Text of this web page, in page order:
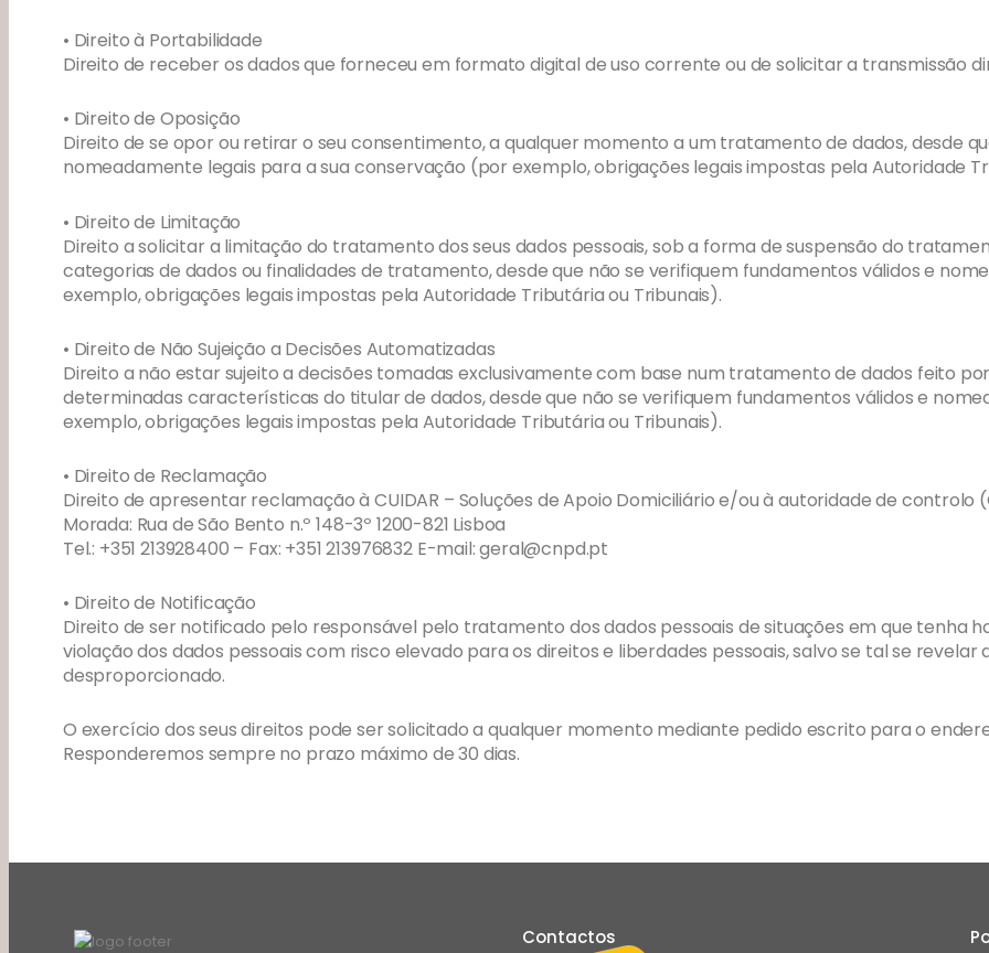
• Direito à Portabilidade
Direito de receber os dados que forneceu em formato digital de uso corrente ou de solicitar a transmissão
• Direito de Oposição
Direito de se opor ou retirar o seu consentimento, a qualquer momento a um tratamento de dados, desde
nomeadamente legais para a sua conservação (por exemplo, obrigações legais impostas pela Autoridade
• Direito de Limitação
Direito a solicitar a limitação do tratamento dos seus dados pessoais, sob a forma de suspensão do
categorias de dados ou finalidades de tratamento, desde que não se verifiquem fundamentos válidos e
exemplo, obrigações legais impostas pela Autoridade Tributária ou Tribunais).
• Direito de Não Sujeição a Decisões Automatizadas
Direito a não estar sujeito a decisões tomadas exclusivamente com base num tratamento de dados feito
determinadas características do titular de dados, desde que não se verifiquem fundamentos válidos e
exemplo, obrigações legais impostas pela Autoridade Tributária ou Tribunais).
• Direito de Reclamação
Direito de apresentar reclamação à CUIDAR – Soluções de Apoio Domiciliário e/ou à autoridade de controlo
Morada: Rua de São Bento n.º 148-3º 1200-821 Lisboa
Tel.: +351 213928400 – Fax: +351 213976832 E-mail: geral@cnpd.pt
• Direito de Notificação
Direito de ser notificado pelo responsável pelo tratamento dos dados pessoais de situações em que tenha
violação dos dados pessoais com risco elevado para os direitos e liberdades pessoais, salvo se tal se
desproporcionado.
O exercício dos seus direitos pode ser solicitado a qualquer momento mediante pedido escrito para o
Responderemos sempre no prazo máximo de 30 dias.
Contactos